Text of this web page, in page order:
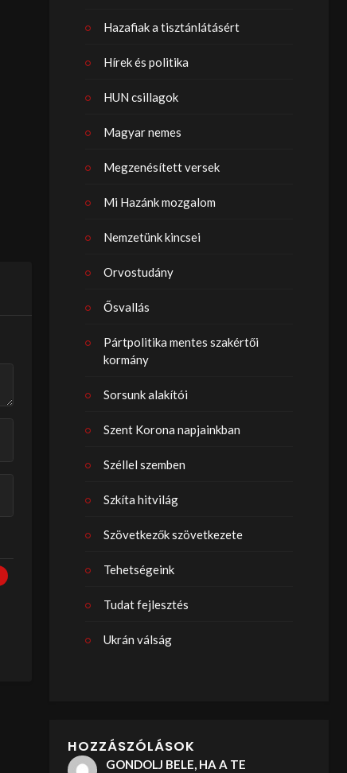
Hazafiak a tisztánlátásért
Hírek és politika
HUN csillagok
Magyar nemes
Megzenésített versek
Mi Hazánk mozgalom
Nemzetünk kincsei
Orvostudány
Ősvallás
Pártpolitika mentes szakértői
kormány
Sorsunk alakítói
Szent Korona napjainkban
Széllel szemben
Szkíta hitvilág
Szövetkezők szövetkezete
Tehetségeink
Tudat fejlesztés
Ukrán válság
HOZZÁSZÓLÁSOK
GONDOLJ BELE, HA A TE